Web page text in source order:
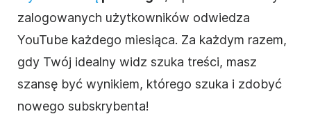
zalogowanych użytkowników odwiedza
YouTube każdego miesiąca. Za każdym razem,
gdy Twój idealny widz szuka treści, masz
szansę być wynikiem, którego szuka i zdobyć
nowego subskrybenta!